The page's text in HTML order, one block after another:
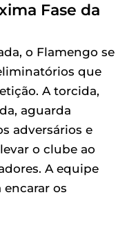
Fase da
o Flamengo se
que
A torcida,
aguarda
adversários e
o clube ao
A equipe
os